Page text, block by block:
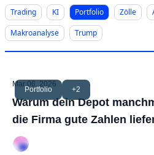
Trading KI Portfolio Zölle
Makroanalyse
Trump
Portfolio +2
Mar 06, 2026
Warum dein Depot
die Firma gute Zahlen